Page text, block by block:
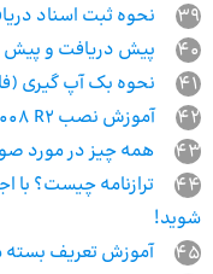
39
نحوه ثبت‌ اسناد
40
پیش دریافت و پیش
41
نحوه بک آپ گیری
42
آموزش نصب SQL SERVER 2008 R2
43
همه چیز در مورد
44
ترازنامه چیست؟ با
شوید!
45
آموزش تعریف بسته